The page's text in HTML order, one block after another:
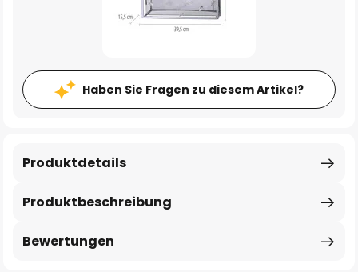
Haben Sie Fragen zu diesem Artikel?
Produktbeschreibung
Produktdetails
Bewertungen